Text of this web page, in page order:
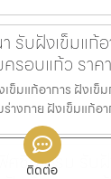
รับฝังเข็มแก้อ
รอบแก้ว ราค
ข็มแก้อาการ ฝังเข็
างกาย ฝังเข็มแก้อ
ซินโดรม รับ
ติดต่อ